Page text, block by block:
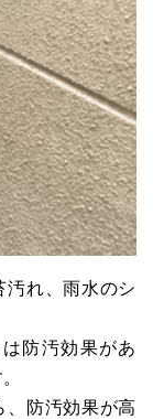
汚れ、雨水のシ
防汚効果があ
防汚効果が高